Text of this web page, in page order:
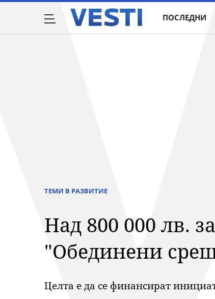
ПОСЛЕДНИ
ТЕМИ В РАЗВИТИЕ
Над 800 000 лв.
"Обединени
Целта е да се финансират